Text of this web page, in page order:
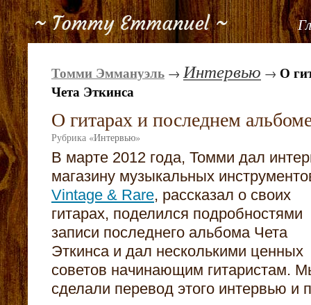
Томми Эммануэль → Интервью → О
Чета Эткинса
О гитарах и последнем
Рубрика «Интервью»
В марте 2012 года, Томми дал
магазину музыкальных
Vintage & Rare, рассказал о своих
гитарах, поделился подробностями
записи последнего альбома Чета
Эткинса и дал несколькими ценных
советов начинающим гитаристам.
сделали перевод этого интервью и